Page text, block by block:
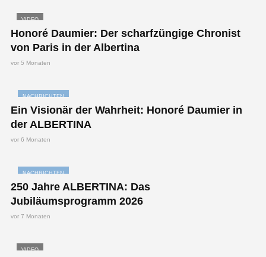
VIDEO
Honoré Daumier: Der scharfzüngige Chronist
von Paris in der Albertina
vor 5 Monaten
NACHRICHTEN
Ein Visionär der Wahrheit: Honoré Daumier in
der ALBERTINA
vor 6 Monaten
NACHRICHTEN
250 Jahre ALBERTINA: Das
Jubiläumsprogramm 2026
vor 7 Monaten
VIDEO